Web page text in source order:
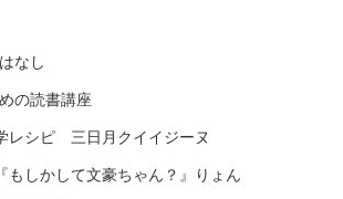
なし
の読書講座
レシピ 三日月クイイジーヌ
もしかして文豪ちゃん？』りょん